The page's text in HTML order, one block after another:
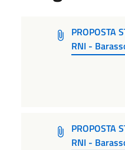
PROPOSTA
RNI -
PROPOSTA
RNI -